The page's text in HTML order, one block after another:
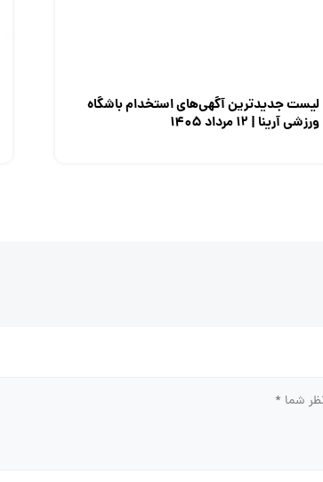
لیست جدیدترین آگهی‌های استخدام باشگاه
ورزشی آرینا | ۱۲ مرداد ۱۴۰۵